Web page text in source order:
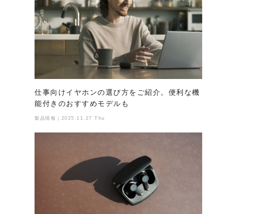
仕事向けイヤホンの選び方をご紹介。便利な機
能付きのおすすめモデルも
製品情報｜2025.11.27 Thu